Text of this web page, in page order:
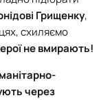
Грищенку,
схиляємо
не вмирають!
через